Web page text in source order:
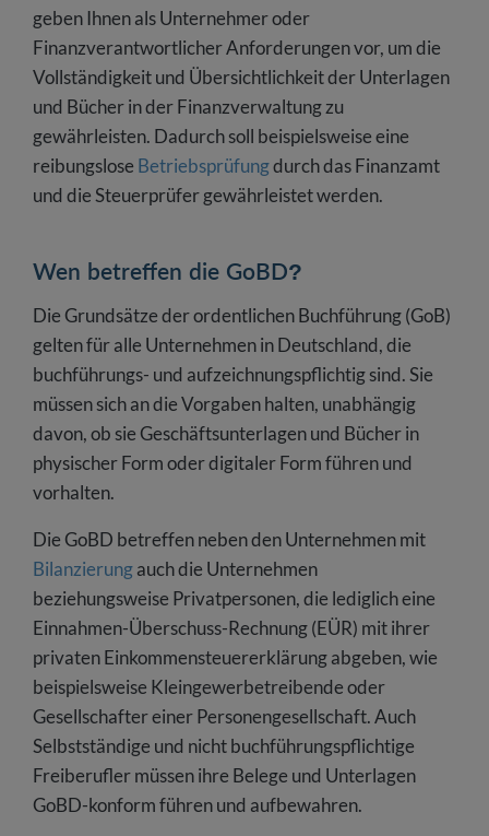
geben Ihnen als Unternehmer oder
Finanzverantwortlicher Anforderungen vor, um die
Vollständigkeit und Übersichtlichkeit der Unterlagen
und Bücher in der Finanzverwaltung zu
gewährleisten. Dadurch soll beispielsweise eine
reibungslose Betriebsprüfungdurch das Finanzamt
und die Steuerprüfer gewährleistet werden.
Wen betreffen die GoBD?
Die Grundsätze der ordentlichen Buchführung (GoB)
gelten für alle Unternehmen in Deutschland, die
buchführungs- und aufzeichnungspflichtig sind. Sie
müssen sich an die Vorgaben halten, unabhängig
davon, ob sie Geschäftsunterlagen und Bücher in
physischer Form oder digitaler Form führen und
vorhalten.
Die GoBD betreffen neben den Unternehmen mit
Bilanzierungauch die Unternehmen
beziehungsweise Privatpersonen, die lediglich eine
Einnahmen-Überschuss-Rechnung (EÜR) mit ihrer
privaten Einkommensteuererklärung abgeben, wie
beispielsweise Kleingewerbetreibende oder
Gesellschafter einer Personengesellschaft. Auch
Selbstständige und nicht buchführungspflichtige
Freiberufler müssen ihre Belege und Unterlagen
GoBD-konform führen und aufbewahren.